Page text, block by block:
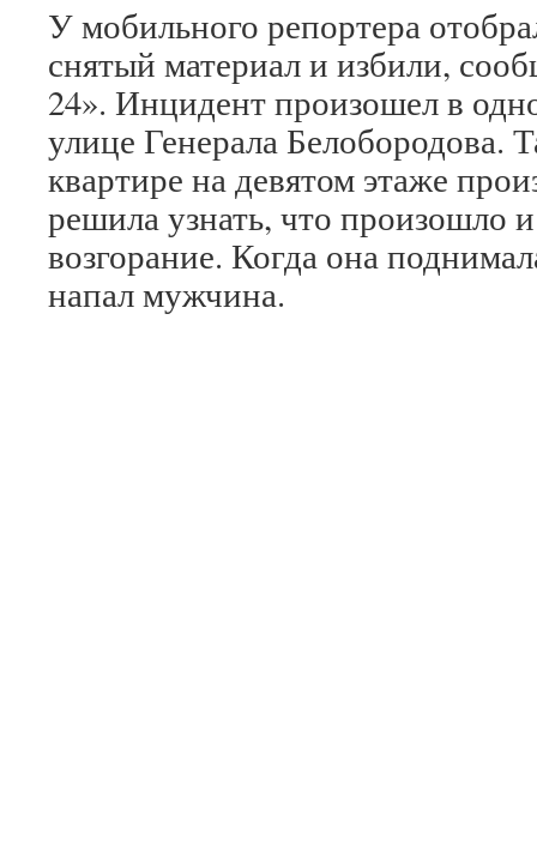
У мобильного репортера
снятый материал и избили,
24». Инцидент произошел в
улице Генерала Белобородова.
квартире на девятом этаже
решила узнать, что произошло
возгорание. Когда она
напал мужчина.